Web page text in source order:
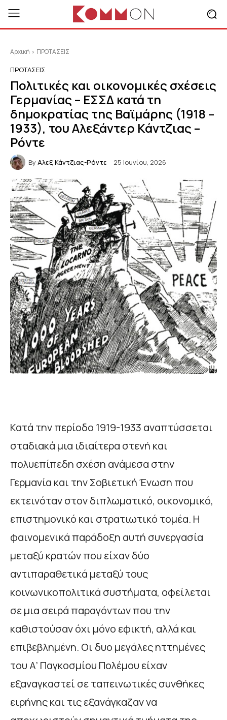
Αρχική ΠΡΟΤΑΣΕΙΣ
ΠΡΟΤΑΣΕΙΣ
Πολιτικές και οικονομικές σχέσεις
Γερμανίας – ΕΣΣΔ κατά τη
δημοκρατίας της Βαϊμάρης (1918 –
1933), του Αλεξάντερ Κάντζιας –
Ρόντε
By Αλεξ Κάντζιας-Ρόντε 25 Ιουνίου, 2026
Κατά την περίοδο 1919-1933 αναπτύσσεται
σταδιακά μια ιδιαίτερα στενή και
πολυεπίπεδη σχέση ανάμεσα στην
Γερμανία και την Σοβιετική Ένωση που
εκτεινόταν στον διπλωματικό, οικονομικό,
επιστημονικό και στρατιωτικό τομέα. Η
φαινομενικά παράδοξη αυτή συνεργασία
μεταξύ κρατών που είχαν δύο
αντιπαραθετικά μεταξύ τους
κοινωνικοπολιτικά συστήματα, οφείλεται
σε μια σειρά παραγόντων που την
καθιστούσαν όχι μόνο εφικτή, αλλά και
επιβεβλημένη. Οι δυο μεγάλες ηττημένες
του Α’ Παγκοσμίου Πολέμου είχαν
εξαναγκαστεί σε ταπεινωτικές συνθήκες
ειρήνης και τις εξανάγκαζαν να